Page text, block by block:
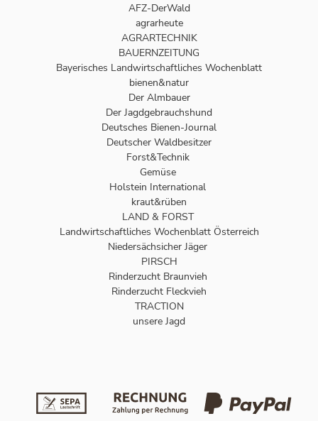
AFZ-DerWald
agrarheute
AGRARTECHNIK
BAUERNZEITUNG
Bayerisches Landwirtschaftliches Wochenblatt
bienen&natur
Der Almbauer
Der Jagdgebrauchshund
Deutsches Bienen-Journal
Deutscher Waldbesitzer
Forst&Technik
Gemüse
Holstein International
kraut&rüben
LAND & FORST
Landwirtschaftliches Wochenblatt Österreich
Niedersächsicher Jäger
PIRSCH
Rinderzucht Braunvieh
Rinderzucht Fleckvieh
TRACTION
unsere Jagd